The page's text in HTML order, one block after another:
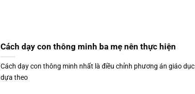
Cách dạy con thông minh ba mẹ nên thực hiện
Cách dạy con thông minh nhất là điều chỉnh phương án giáo dục
dựa theo